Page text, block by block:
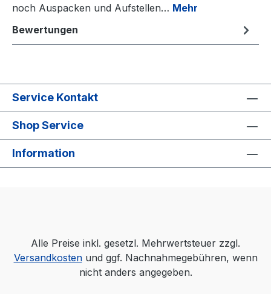
noch Auspacken und Aufstellen… Mehr
Bewertungen
Service Kontakt
Shop Service
Information
Alle Preise inkl. gesetzl. Mehrwertsteuer zzgl.
Versandkostenund ggf. Nachnahmegebühren, wenn
nicht anders angegeben.